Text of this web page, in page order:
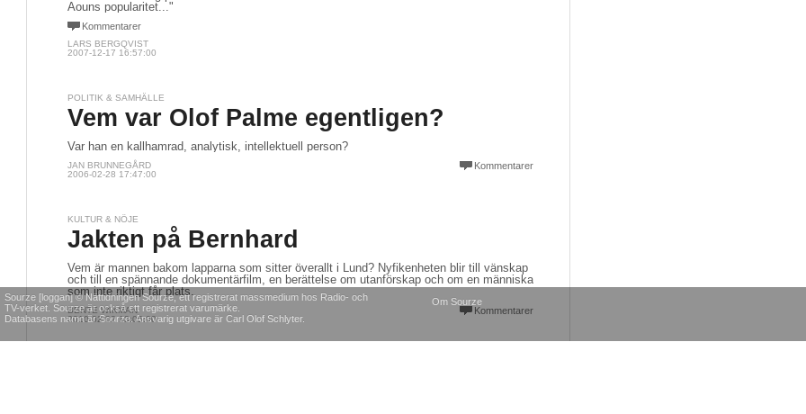
Aouns popularitet..."
Kommentarer
LARS BERGQVIST
2007-12-17 16:57:00
POLITIK & SAMHÄLLE
Vem var Olof Palme egentligen?
Var han en kallhamrad, analytisk, intellektuell person?
Kommentarer
JAN BRUNNEGÅRD
2006-02-28 17:47:00
KULTUR & NÖJE
Jakten på Bernhard
Vem är mannen bakom lapparna som sitter överallt i Lund? Nyfikenheten blir till vänskap
och till en spännande dokumentärfilm, en berättelse om utanförskap och om en människa
som inte riktigt får plats.
Kommentarer
BENTE WIKMAN
2010-02-02 13:05:00
Sourze [loggan] © Nättidningen Sourze, ett registrerat massmedium hos Radio- och
TV-verket. Sourze är också ett registrerat varumärke.
Databasens namn är Sourze. Ansvarig utgivare är Carl Olof Schlyter.
Om Sourze